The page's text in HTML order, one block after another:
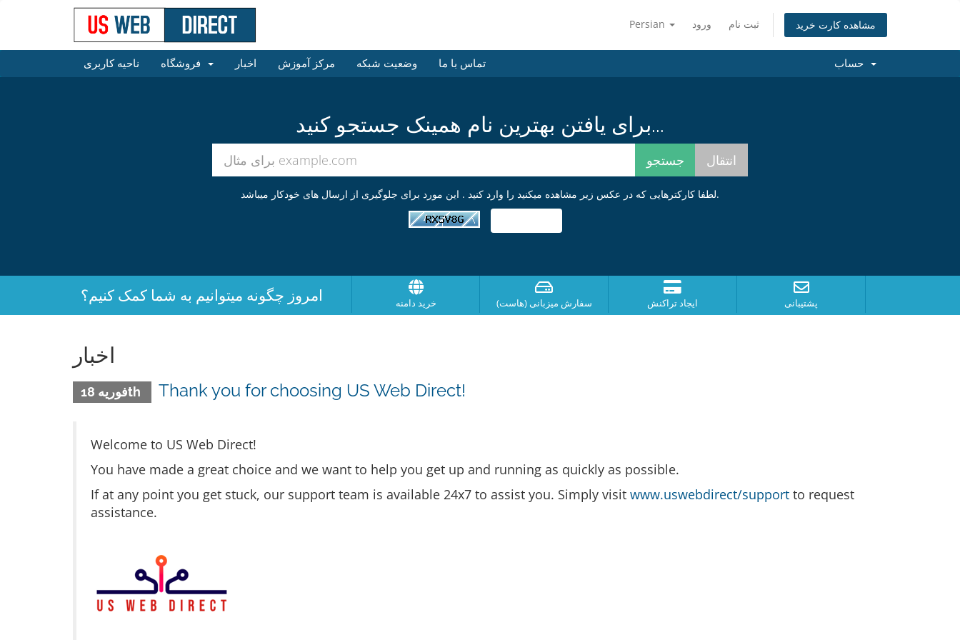
Persian ورود ثبت نام مشاهده کارت خرید
ناحیه کاربری اخبار مرکز آموزش وضعیت شبکه تماس با ما
برای یافتن بهترین نام همینک جستجو کنید...
لطفا کارکترهایی که در عکس زیر مشاهده میکنید را وارد کنید . این مورد برای جلوگیری از ارسال های خودکار میباشد.
امروز چگونه میتوانیم به شما کمک کنیم؟ خرید دامنه سفارش میزبانی (هاست) ایجاد تراکنش پشتیبانی
اخبار
فوریه 18th Thank you for choosing US Web Direct!
Welcome to US Web Direct!
You have made a great choice and we want to help you get up and running as quickly as possible.
If at any point you get stuck, our support team is available 24x7 to assist you. Simply visit www.uswebdirect/support to request
assistance.